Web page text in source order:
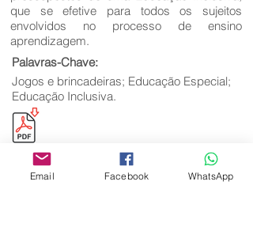
que se efetive para todos os sujeitos
envolvidos no processo de ensino
aprendizagem.
Palavras-Chave:
Jogos e brincadeiras; Educação Especial;
Educação Inclusiva.
Email Facebook WhatsApp